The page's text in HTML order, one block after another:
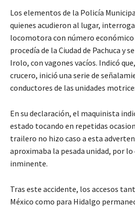
Los elementos de la Policía
quienes acudieron al lugar,
locomotora con número económico
procedía de la Ciudad de Pachuca y
Irolo, con vagones vacíos. Indicó
crucero, inició una serie de
conductores de las unidades
En su declaración, el maquinista
estado tocando en repetidas
trailero no hizo caso a esta
aproximaba la pesada unidad, por
inminente.
Tras este accidente, los accesos
México como para Hidalgo